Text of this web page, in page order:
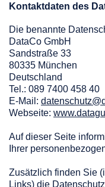
Kontaktdaten des
Die benannte
DataCo GmbH
Sandstraße 33
80335 München
Deutschland
Tel.: 089 7400 458 40
E-Mail:
Webseite:
Auf dieser Seite
Ihrer
Zusätzlich finden Sie
Links) die